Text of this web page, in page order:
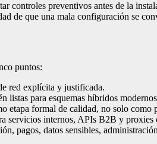
controles preventivos antes de la
de que una mala configuración se
puntos:
red explícita y justificada.
listas para esquemas híbridos
etapa formal de calidad, no solo como
servicios internos, APIs B2B y proxies
pagos, datos sensibles,